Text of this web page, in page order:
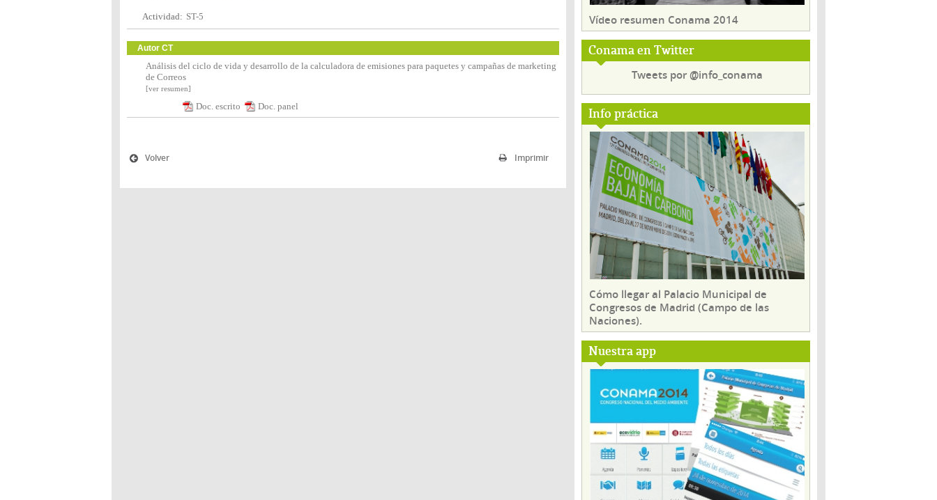
Vídeo resumen Conama 2014
Conama en Twitter
Tweets por @info_conama
Info práctica
Cómo llegar al Palacio Municipal de
Congresos de Madrid (Campo de las
Naciones).
Nuestra app
Actividad: ST-5
Autor CT
Análisis del ciclo de vida y desarrollo de la calculadora de emisiones para paquetes y campañas de marketing
de Correos
[ver resumen]
Doc. escrito Doc. panel
Imprimir
Volver